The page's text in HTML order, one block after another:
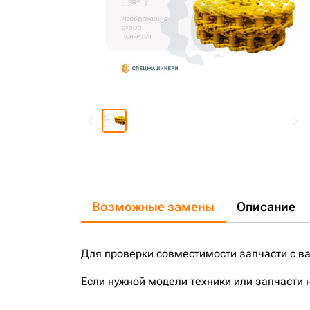
Возможные замены Описание
Для проверки совместимости запчасти с
Если нужной модели техники или запчасти